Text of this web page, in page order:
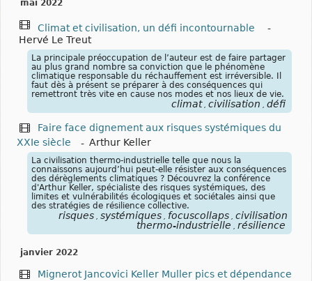
mai 2022
Climat et civilisation, un défi incontournable
-
Hervé Le Treut
La principale préoccupation de l’auteur est de faire partager
au plus grand nombre sa conviction que le phénomène
climatique responsable du réchauffement est irréversible. Il
faut dès à présent se préparer à des conséquences qui
remettront très vite en cause nos modes et nos lieux de vie.
climat civilisation défi
Faire face dignement aux risques systémiques du
XXIe siècle
- Arthur Keller
La civilisation thermo-industrielle telle que nous la
connaissons aujourd’hui peut-elle résister aux conséquences
des dérèglements climatiques ? Découvrez la conférence
d'Arthur Keller, spécialiste des risques systémiques, des
limites et vulnérabilités écologiques et sociétales ainsi que
des stratégies de résilience collective.
risques , systémiques , focuscollaps , civilisation
thermo-industrielle , résilience
janvier 2022
Mignerot Jancovici Keller Muller pics et dépendance